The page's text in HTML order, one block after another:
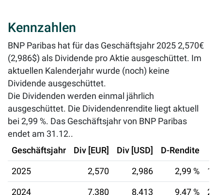
Kennzahlen
BNP Paribas hat für das Geschäftsjahr 2025 2,570€
(2,986$) als Dividende pro Aktie ausgeschüttet. Im
aktuellen Kalenderjahr wurde (noch) keine
Dividende ausgeschüttet.
Die Dividenden werden einmal jährlich
ausgeschüttet. Die Dividendenrendite liegt aktuell
bei 2,99 %. Das Geschäftsjahr von BNP Paribas
endet am 31.12..
Geschäftsjahr
Div [EUR] Div [USD] D-Rendite
2025 2,570 2,986 2,99 %
2024 7,380 8,413 9,47 %